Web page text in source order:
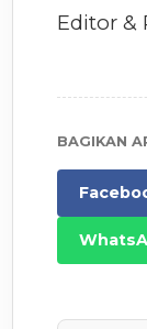
Editor &
BAGIKAN